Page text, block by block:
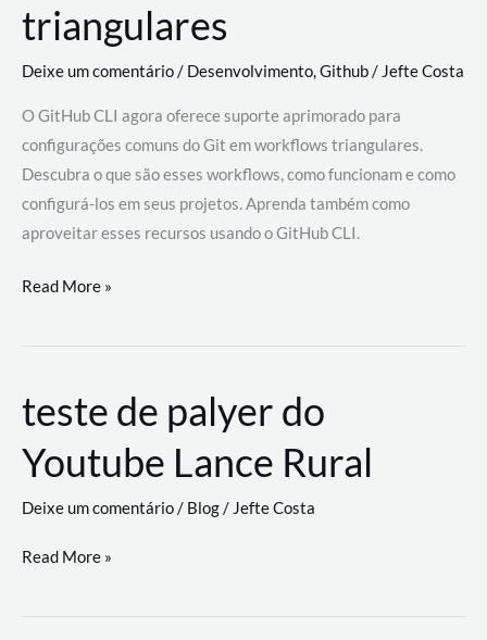
triangulares
Deixe um comentário/ Desenvolvimento,Github/ Jefte Costa
O GitHub CLI agora oferece suporte aprimorado para
configurações comuns do Git em workflows triangulares.
Descubra o que são esses workflows, como funcionam e como
configurá-los em seus projetos. Aprenda também como
aproveitar esses recursos usando o GitHub CLI.
GitHub
revoluciona
de
trabalho
com
a
workflows
Read More »
teste de palyer do
Youtube Lance Rural
Deixe um comentário/ Blog/ Jefte Costa
teste
palyer
Read More »